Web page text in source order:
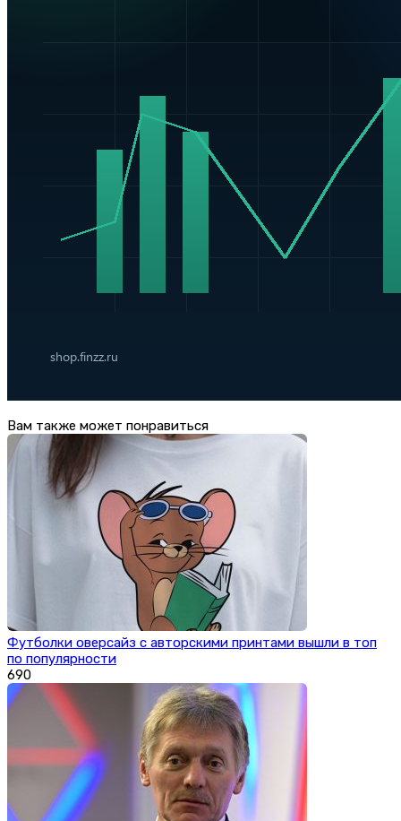
Вам также может понравиться
Футболки оверсайз с авторскими принтами вышли в топ
по популярности
690